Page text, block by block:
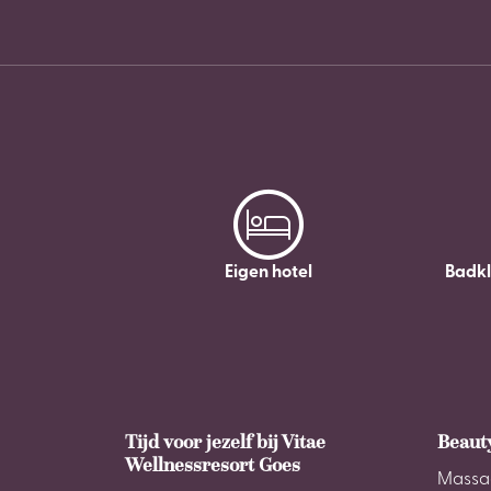
Eigen hotel
Tijd voor jezelf bij Vitae
Wellnessresort Goes